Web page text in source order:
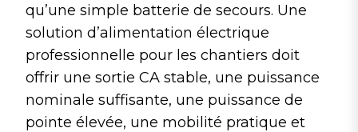
qu’une simple batterie de secours. Une
solution d’alimentation électrique
professionnelle pour les chantiers doit
offrir une sortie CA stable, une puissance
nominale suffisante, une puissance de
pointe élevée, une mobilité pratique et